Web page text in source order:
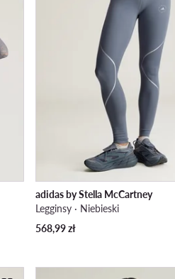
adidas by Stella McCartney
Legginsy · Niebieski
568,99zł